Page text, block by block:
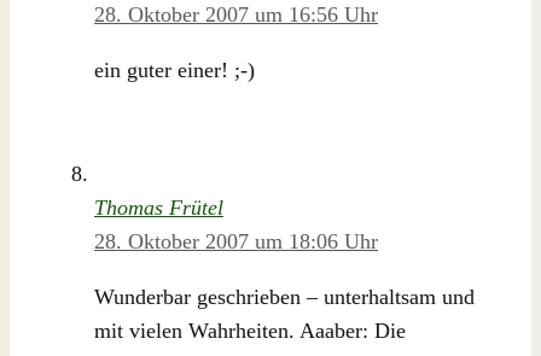
28. Oktober 2007 um 16:56 Uhr
ein guter einer! ;-)
Thomas Frütel
28. Oktober 2007 um 18:06 Uhr
Wunderbar geschrieben – unterhaltsam und
mit vielen Wahrheiten. Aaaber: Die